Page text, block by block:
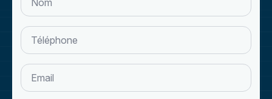
Téléphone
Email